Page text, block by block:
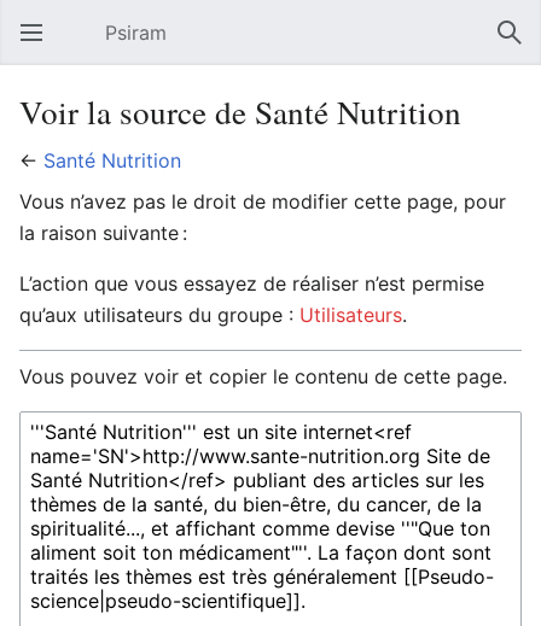
Ouvrir le menu principal Psiram
Voir la source de Santé Nutrition
← Santé Nutrition
Vous n’avez pas le droit de modifier cette page, pour
la raison suivante :
L’action que vous essayez de réaliser n’est permise
qu’aux utilisateurs du groupe : Utilisateurs.
Vous pouvez voir et copier le contenu de cette page.